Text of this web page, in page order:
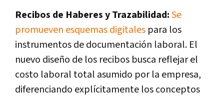
Recibos de Haberes y Trazabilidad:Se
promueven esquemas digitales para los
instrumentos de documentación laboral. El
nuevo diseño de los recibos busca reflejar el
costo laboral total asumido por la empresa,
diferenciando explícitamente los conceptos